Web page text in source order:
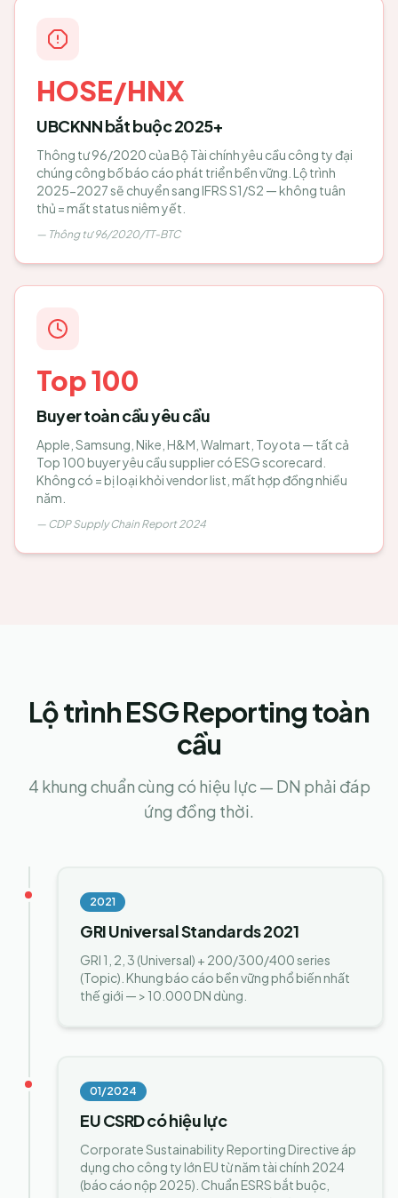
HOSE/HNX
UBCKNN bắt buộc 2025+
Thông tư 96/2020 của Bộ Tài chính yêu cầu công ty đại
chúng công bố báo cáo phát triển bền vững. Lộ trình
2025-2027 sẽ chuyển sang IFRS S1/S2 — không tuân
thủ = mất status niêm yết.
— Thông tư 96/2020/TT-BTC
Top 100
Buyer toàn cầu yêu cầu
Apple, Samsung, Nike, H&M, Walmart, Toyota — tất cả
Top 100 buyer yêu cầu supplier có ESG scorecard.
Không có = bị loại khỏi vendor list, mất hợp đồng nhiều
năm.
— CDP Supply Chain Report 2024
Lộ trình ESG Reporting toàn
cầu
4 khung chuẩn cùng có hiệu lực — DN phải đáp
ứng đồng thời.
2021
GRI Universal Standards 2021
GRI 1, 2, 3 (Universal) + 200/300/400 series
(Topic). Khung báo cáo bền vững phổ biến nhất
thế giới — > 10.000 DN dùng.
01/2024
EU CSRD có hiệu lực
Corporate Sustainability Reporting Directive áp
dụng cho công ty lớn EU từ năm tài chính 2024
(báo cáo nộp 2025). Chuẩn ESRS bắt buộc,